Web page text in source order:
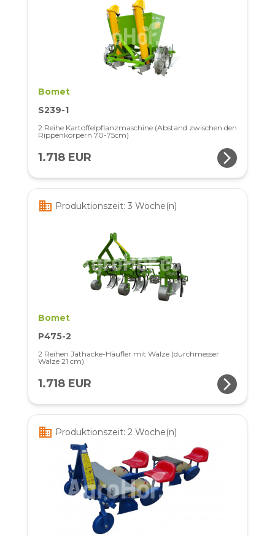
Bomet
S239-1
2 Reihe Kartoffelpflanzmaschine (Abstand zwischen den
Rippenkörpern 70-75cm)
1.718 EUR arrow_forward_ios
business Produktionszeit: 3 Woche(n)
Bomet
P475-2
2 Reihen Jäthacke-Häufler mit Walze (durchmesser
Walze 21 cm)
1.718 EUR arrow_forward_ios
business Produktionszeit: 2 Woche(n)